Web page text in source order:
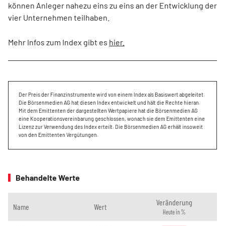
können Anleger nahezu eins zu eins an der Entwicklung der
vier Unternehmen teilhaben.
Mehr Infos zum Index gibt es hier.
Der Preis der Finanzinstrumente wird von einem Index als Basiswert abgeleitet.
Die Börsenmedien AG hat diesen Index entwickelt und hält die Rechte hieran.
Mit dem Emittenten der dargestellten Wertpapiere hat die Börsenmedien AG
eine Kooperationsvereinbarung geschlossen, wonach sie dem Emittenten eine
Lizenz zur Verwendung des Index erteilt. Die Börsenmedien AG erhält insoweit
von den Emittenten Vergütungen.
Behandelte Werte
Name Wert Veränderung
Heute in %